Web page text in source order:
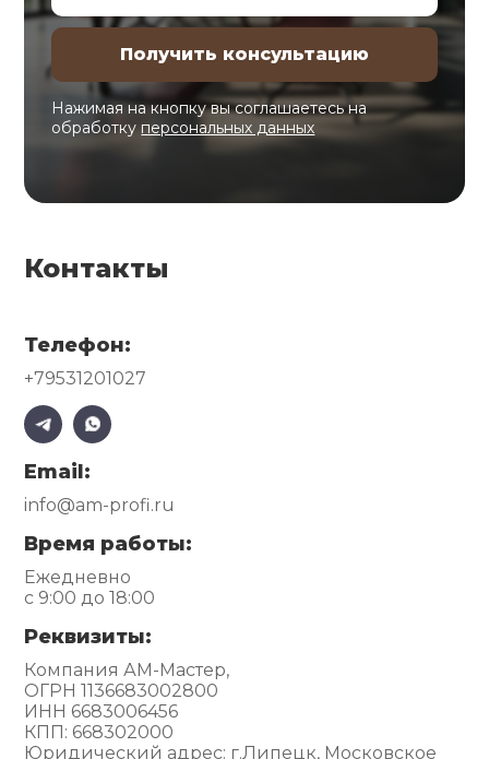
Нажимая на кнопку вы соглашаетесь на
обработкуперсональных данных
Контакты
Телефон:
+79531201027
Email:
info@am-profi.ru
Время работы:
Ежедневно
с 9:00 до 18:00
Реквизиты:
Компания АМ-Мастер,
ОГРН 1136683002800
ИНН 6683006456
КПП: 668302000
Юридический адрес: г.Липецк, Московское